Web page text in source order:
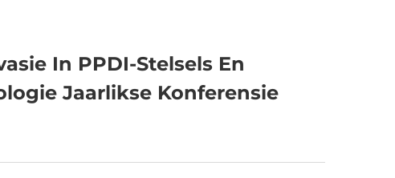
In PPDI-Stelsels En
Jaarlikse Konferensie